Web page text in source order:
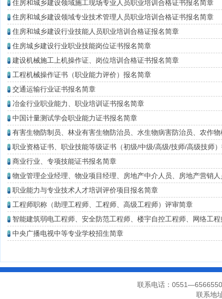
住房和城乡建设领域施工现场专业人员职业培训合格证书报名简章
住房和城乡建设领域专业技术管理人员职业培训合格证书报名简章
住房和城乡建设行业技能人员职业培训合格证报名简章
住房城乡建设行业职业技能岗位证书报名简章
建设机械施工上机操作证、岗位培训合格证书报名简章
工程机械操作证书（职业能力评价）报名简章
交通运输行业证书报名简章
冶金行业职业能力、职业培训证书报名简章
中国计量测试学会职业能力证书报名简章
有害生物防制员、林业有害生物防治员、水生物病害防治员、农作
职业资格证书、职业技能等级证书（初级/中级/高级/技师/高级技师
商业行业、专项技能证书报名简章
物业管理企业经理、物业项目经理、房地产中介人员、房地产营销
职业能力与专业技术人才培训评价项目报名简章
工程师职称（助理工程师、工程师、高级工程师）评审简章
智能建筑弱电工程师、安全防范工程师、楼宇自控工程师、网络工
中央广播电视中等专业学校招生简章
联系电话：
联系地